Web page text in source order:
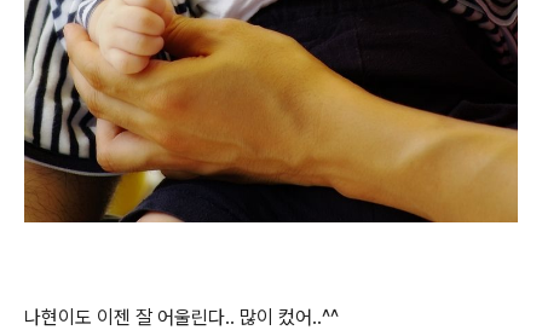
나현이도 이젠 잘 어울린다.. 많이 컸어..^^